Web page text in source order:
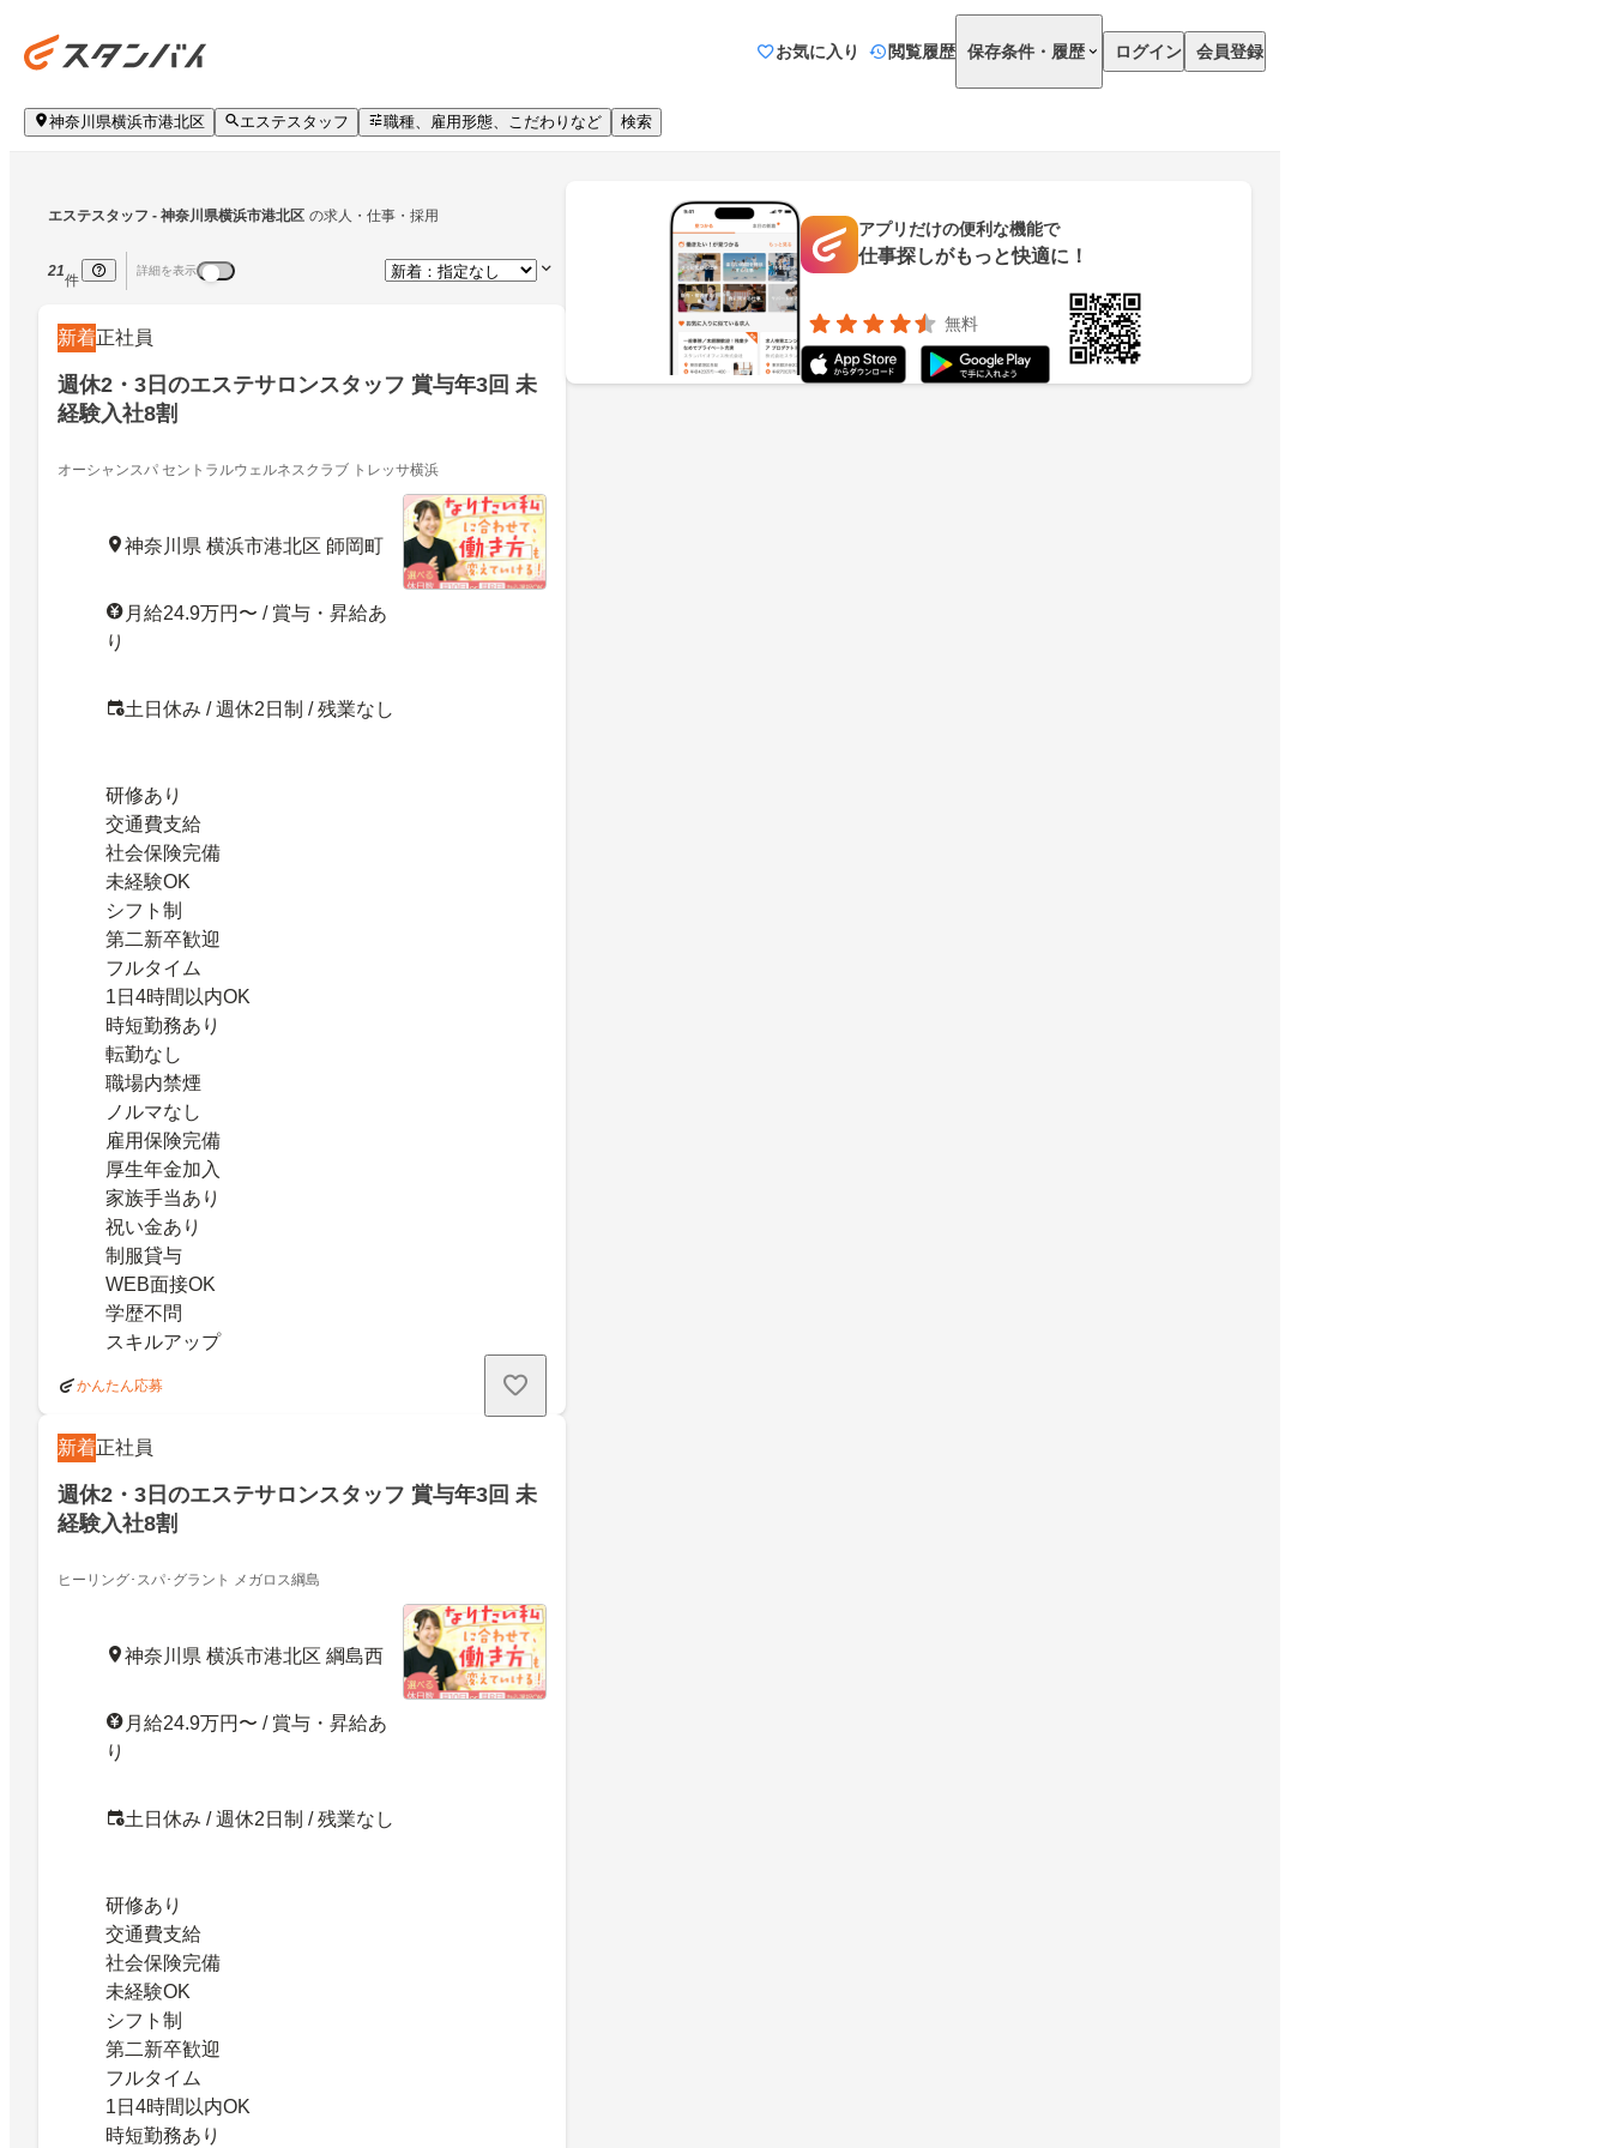
お気に入り 閲覧履歴 保存条件・履歴 ログイン 会員登録
神奈川県横浜市港北区 エステスタッフ 職種、雇用形態、こだわりなど 検索
エステスタッフ - 神奈川県横浜市港北区 の求人・仕事・採用
21
件
詳細を表示
新着正社員
週休2・3日のエステサロンスタッフ 賞与年3回 未
経験入社8割
オーシャンスパ セントラルウェルネスクラブ トレッサ横浜
神奈川県 横浜市港北区 師岡町
月給24.9万円〜 / 賞与・昇給あ
り
土日休み / 週休2日制 / 残業なし
研修あり
交通費支給
社会保険完備
未経験OK
シフト制
第二新卒歓迎
フルタイム
1日4時間以内OK
時短勤務あり
転勤なし
職場内禁煙
ノルマなし
雇用保険完備
厚生年金加入
家族手当あり
祝い金あり
制服貸与
WEB面接OK
学歴不問
スキルアップ
かんたん応募
新着正社員
週休2・3日のエステサロンスタッフ 賞与年3回 未
経験入社8割
ヒーリング･スパ･グラント メガロス綱島
神奈川県 横浜市港北区 綱島西
月給24.9万円〜 / 賞与・昇給あ
り
土日休み / 週休2日制 / 残業なし
研修あり
交通費支給
社会保険完備
未経験OK
シフト制
第二新卒歓迎
フルタイム
1日4時間以内OK
時短勤務あり
アプリだけの便利な機能で
仕事探しがもっと快適に！
無料